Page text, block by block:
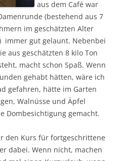
aus dem Café war
(bestehend aus 7
im geschätzten Alter
immer gut gelaunt. Nebenbei
aus geschätzten 8 kilo Ton
macht schon Spaß. Wenn
gehabt hätten, wäre ich
gefahren, hätte im Garten
Walnüsse und Äpfel
Dombesichtigung gemacht.
den Kurs für fortgeschrittene
dabei. Wenn nicht, machen